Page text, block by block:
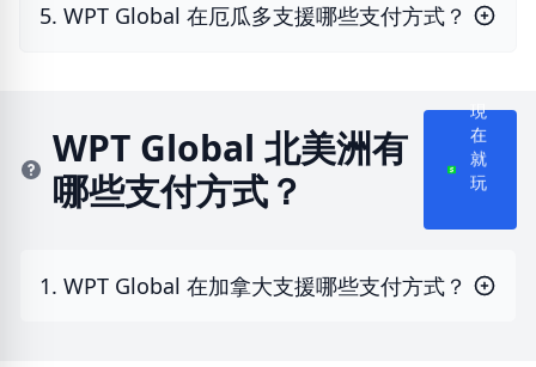
5. WPT Global 在厄瓜多支援哪些支付方式？
WPT Global 北美洲有
哪些支付方式？
現
在
就
玩
1. WPT Global 在加拿大支援哪些支付方式？